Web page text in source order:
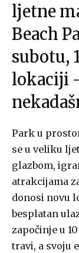
ljetne
Beach
subotu,
lokaciji
Park u
se u veliku
glazbom,
atrakcijama
donosi novu
besplatan
započinje u
travi, a svoju